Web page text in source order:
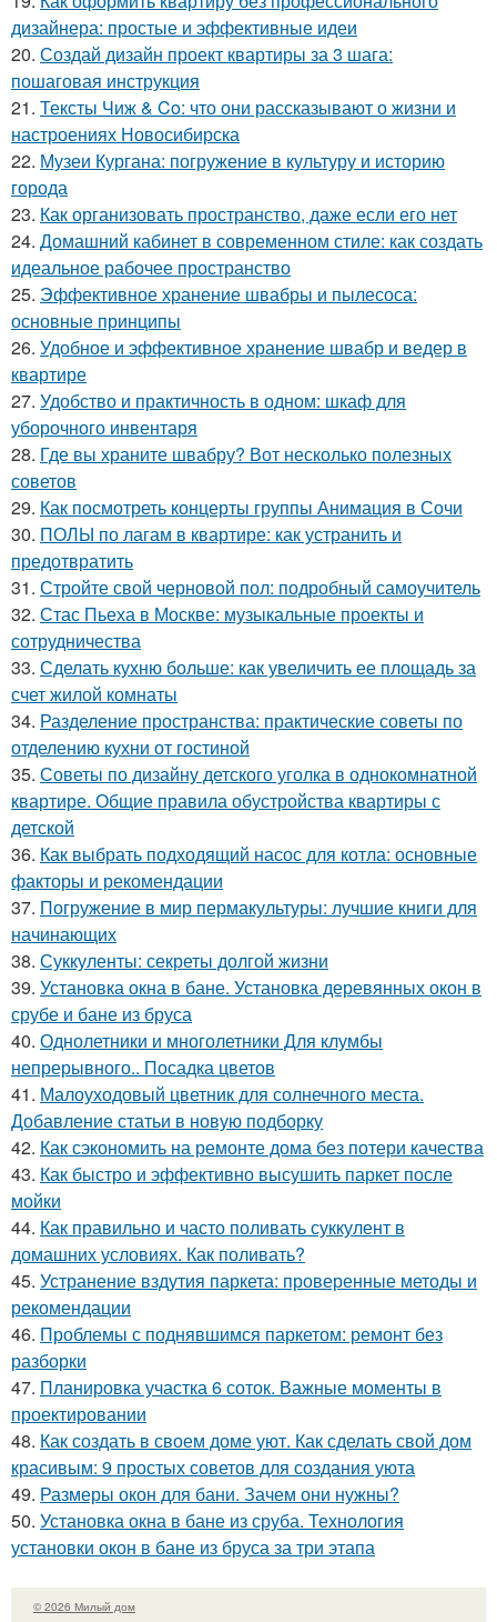
дизайнера: простые и эффективные идеи
20. Создай дизайн проект квартиры за 3 шага:
пошаговая инструкция
21. Тексты Чиж & Co: что они рассказывают о жизни и
настроениях Новосибирска
22. Музеи Кургана: погружение в культуру и историю
города
23. Как организовать пространство, даже если его нет
24. Домашний кабинет в современном стиле: как создать
идеальное рабочее пространство
25. Эффективное хранение швабры и пылесоса:
основные принципы
26. Удобное и эффективное хранение швабр и ведер в
квартире
27. Удобство и практичность в одном: шкаф для
уборочного инвентаря
28. Где вы храните швабру? Вот несколько полезных
советов
29. Как посмотреть концерты группы Анимация в Сочи
30. ПОЛЫ по лагам в квартире: как устранить и
предотвратить
31. Стройте свой черновой пол: подробный самоучитель
32. Стас Пьеха в Москве: музыкальные проекты и
сотрудничества
33. Сделать кухню больше: как увеличить ее площадь за
счет жилой комнаты
34. Разделение пространства: практические советы по
отделению кухни от гостиной
35. Советы по дизайну детского уголка в однокомнатной
квартире. Общие правила обустройства квартиры с
детской
36. Как выбрать подходящий насос для котла: основные
факторы и рекомендации
37. Погружение в мир пермакультуры: лучшие книги для
начинающих
38. Суккуленты: секреты долгой жизни
39. Установка окна в бане. Установка деревянных окон в
срубе и бане из бруса
40. Однолетники и многолетники Для клумбы
непрерывного.. Посадка цветов
41. Малоуходовый цветник для солнечного места.
Добавление статьи в новую подборку
42. Как сэкономить на ремонте дома без потери качества
43. Как быстро и эффективно высушить паркет после
мойки
44. Как правильно и часто поливать суккулент в
домашних условиях. Как поливать?
45. Устранение вздутия паркета: проверенные методы и
рекомендации
46. Проблемы с поднявшимся паркетом: ремонт без
разборки
47. Планировка участка 6 соток. Важные моменты в
проектировании
48. Как создать в своем доме уют. Как сделать свой дом
красивым: 9 простых советов для создания уюта
49. Размеры окон для бани. Зачем они нужны?
50. Установка окна в бане из сруба. Технология
установки окон в бане из бруса за три этапа
© 2026 Милый дом